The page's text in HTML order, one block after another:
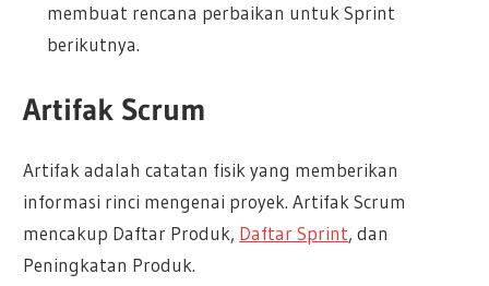
membuat rencana perbaikan untuk Sprint
berikutnya.
Artifak Scrum
Artifak adalah catatan fisik yang memberikan
informasi rinci mengenai proyek. Artifak Scrum
mencakup Daftar Produk, Daftar Sprint, dan
Peningkatan Produk.